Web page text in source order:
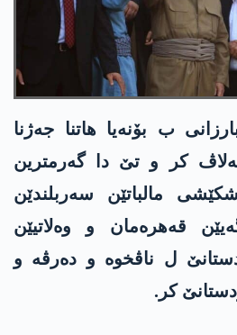
ب بۆنەیا ھاتنا جەژنا
کر و تێ دا گەرمترین
مالباتێن سەربلندێن
قەھرەمان و وەلاتیێن
ل ناڤخوە و دەرڤە و
کر.